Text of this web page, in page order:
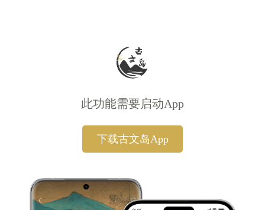
此功能需要启动App
下载古文岛App